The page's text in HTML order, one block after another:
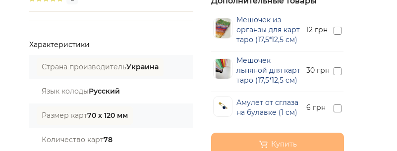
Характеристики
Страна производительУкраина
Язык колодыРусский
Размер карт70 х 120 мм
Количество карт78
Мешочек из
органзы для карт
таро (17,5*12,5 см)
12 грн
Мешочек
льняной для карт
таро (17,5*12,5 см)
30 грн
Амулет от сглаза
на булавке (1 см)
6 грн
Купить